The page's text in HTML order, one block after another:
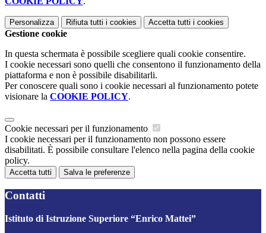
Personalizza Rifiuta tutti i cookies Accetta tutti i cookies
Gestione cookie
In questa schermata è possibile scegliere quali cookie consentire.
I cookie necessari sono quelli che consentono il funzionamento della
piattaforma e non è possibile disabilitarli.
Per conoscere quali sono i cookie necessari al funzionamento potete
visionare la COOKIE POLICY.
Cookie necessari per il funzionamento
I cookie necessari per il funzionamento non possono essere
disabilitati. È possibile consultare l'elenco nella pagina della cookie
policy.
Accetta tutti Salva le preferenze
Contatti
Istituto di Istruzione Superiore “Enrico Mattei”